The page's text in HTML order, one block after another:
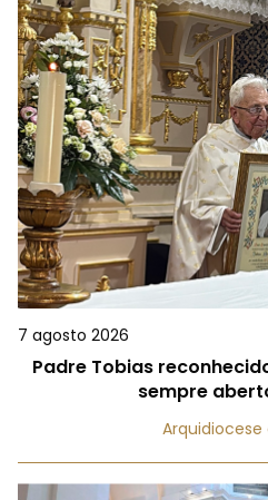
7 agosto 2026
Padre Tobias
sempre
Arquidiocese